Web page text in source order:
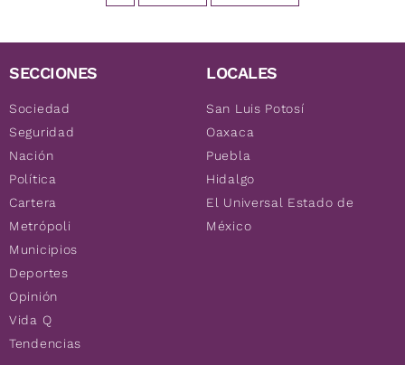
SECCIONES
Sociedad
Seguridad
Nación
Política
Cartera
Metrópoli
Municipios
Deportes
Opinión
Vida Q
Tendencias
LOCALES
San Luis Potosí
Oaxaca
Puebla
Hidalgo
El Universal Estado de
México